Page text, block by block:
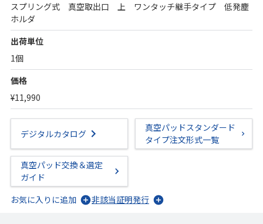
スプリング式 真空取出口 上 ワンタッチ継手タイプ 低発塵
ホルダ
出荷単位
1個
価格
¥11,990
デジタルカタログ
真空パッドスタンダード
タイプ注文形式一覧
真空パッド交換＆選定
ガイド
お気に入りに追加
非該当証明発行